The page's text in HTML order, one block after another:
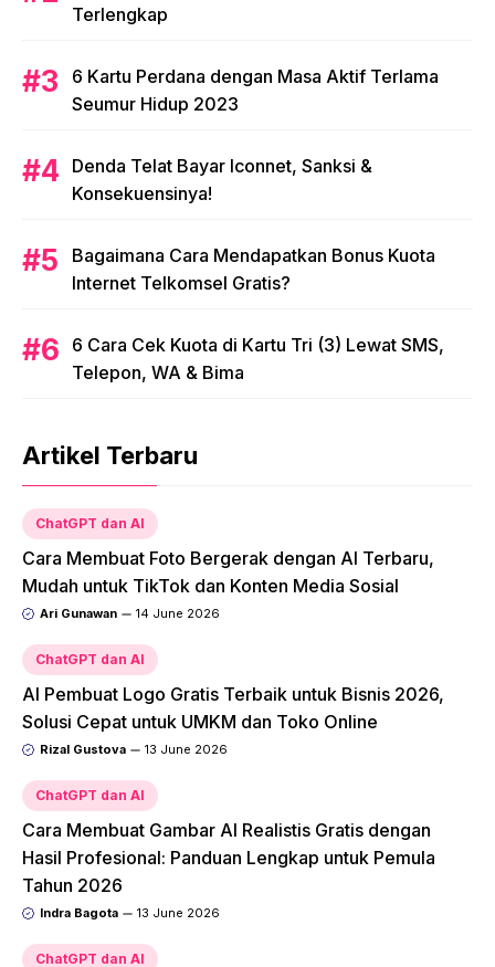
Terlengkap
6 Kartu Perdana dengan Masa Aktif Terlama
Seumur Hidup 2023
Denda Telat Bayar Iconnet, Sanksi &
Konsekuensinya!
Bagaimana Cara Mendapatkan Bonus Kuota
Internet Telkomsel Gratis?
6 Cara Cek Kuota di Kartu Tri (3) Lewat SMS,
Telepon, WA & Bima
Artikel Terbaru
ChatGPT dan AI
Cara Membuat Foto Bergerak dengan AI Terbaru,
Mudah untuk TikTok dan Konten Media Sosial
Ari Gunawan 14 June 2026
ChatGPT dan AI
AI Pembuat Logo Gratis Terbaik untuk Bisnis 2026,
Solusi Cepat untuk UMKM dan Toko Online
Rizal Gustova 13 June 2026
ChatGPT dan AI
Cara Membuat Gambar AI Realistis Gratis dengan
Hasil Profesional: Panduan Lengkap untuk Pemula
Tahun 2026
Indra Bagota 13 June 2026
ChatGPT dan AI